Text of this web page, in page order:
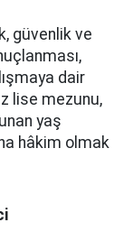
güvenlik ve
dair
lise mezunu,
yaş
hâkim olmak